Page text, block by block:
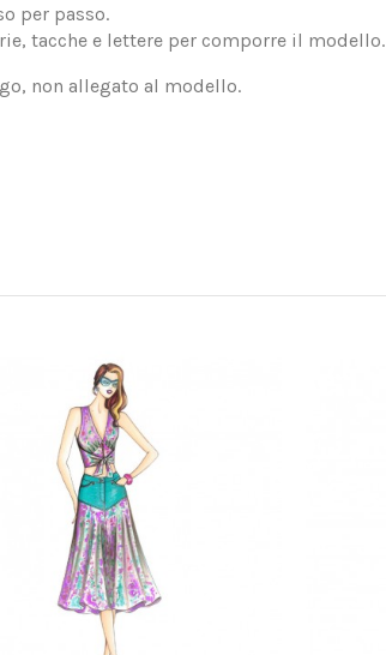
per passo.
tacche e lettere per comporre il modello.
non allegato al modello.